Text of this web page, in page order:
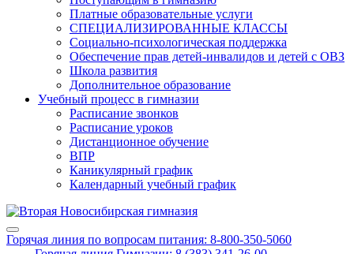
Платные образовательные услуги
СПЕЦИАЛИЗИРОВАННЫЕ КЛАССЫ
Социально-психологическая поддержка
Обеспечение прав детей-инвалидов и детей с ОВЗ
Школа развития
Дополнительное образование
Учебный процесс в гимназии
Расписание звонков
Расписание уроков
Дистанционное обучение
ВПР
Каникулярный график
Календарный учебный график
Горячая линия по вопросам питания: 8-800-350-5060